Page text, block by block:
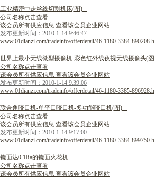
工业精密中走丝线切割机床(图)
公司名称点击查看
该会员所有供应信息 查看该会员企业网站
发布更新时间：2010-1-14 9:46:47
www.01dianzi.com/tradeinfo/offerdetail/46-1180-3384-
世界上最小无线微型摄像机-彩色红外线夜视无线摄像头(图
公司名称点击查看
该会员所有供应信息 查看该会员企业网站
发布更新时间：2010-1-14 9:39:06
www.01dianzi.com/tradeinfo/offerdetail/46-1180-3385-
联合角咬口机-单平口咬口机-多功能咬口机(图)
公司名称点击查看
该会员所有供应信息 查看该会员企业网站
发布更新时间：2010-1-14 9:17:00
www.01dianzi.com/tradeinfo/offerdetail/46-1180-3384-
镜面达0.1Ra的镜面火花机
公司名称点击查看
该会员所有供应信息 查看该会员企业网站